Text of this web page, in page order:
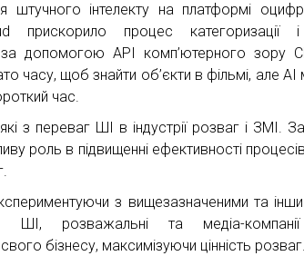
штучного інтелекту на платформі
прискорило процес категоризації і
за допомогою API комп’ютерного зору
часу, щоб знайти об’єкти в фільмі, але
час.
з переваг ШІ в індустрії розваг і ЗМІ.
роль в підвищенні ефективності
з вищезазначеними та
ШІ, розважальні та медіа-
бізнесу, максимізуючи цінність розваг.